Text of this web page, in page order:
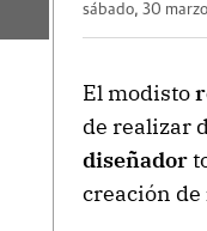
sábado, 30
El modisto
de realizar
diseñador
creación de